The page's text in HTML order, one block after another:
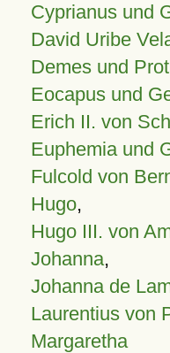
Cyprianus und
David Uribe
Demes und
Eocapus und
Erich II. von
Euphemia und
Fulcold von
Hugo,
Hugo III. von
Johanna,
Johanna de
Laurentius von
Margaretha